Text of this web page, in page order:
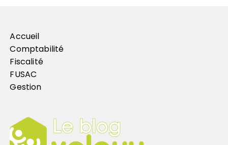
Accueil
Comptabilité
Fiscalité
FUSAC
Gestion